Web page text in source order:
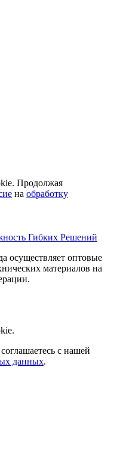
Продолжая
на обработку
осуществляет оптовые
материалов на
с нашей
данных.